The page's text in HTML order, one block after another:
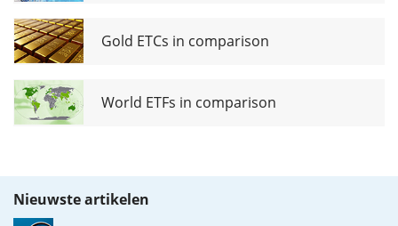
Gold ETCs in comparison
World ETFs in comparison
Nieuwste artikelen